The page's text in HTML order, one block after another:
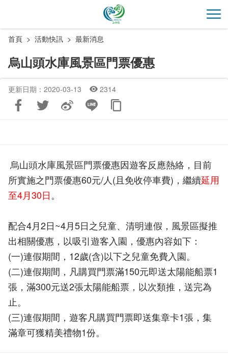
主
區
開
首頁 活動快訊 最新消息
烏山頭水庫風景區門票優惠
更新日期：2020-03-13 2314
烏山頭水庫風景區門票優惠因遊客反應熱絡，目前
所實施之門票優惠60元/人(且免收停車費)，繼續延用
至4月30日。
配合4月2日~4月5日之兒童、清明連假，風景區擬推
出相關優惠，以吸引遊客入園，優惠內容如下：
(一)連假期間，12歲(含)以下之兒童免費入園。
(二)連假期間，凡購買門票滿150元即送太陽能船票1
張，滿300元送2張太陽能船票，以次類推，送完為
止。
(三)連假期間，遊客凡購買門票即送集章卡1張，集
滿章可獲精美禮物1份。